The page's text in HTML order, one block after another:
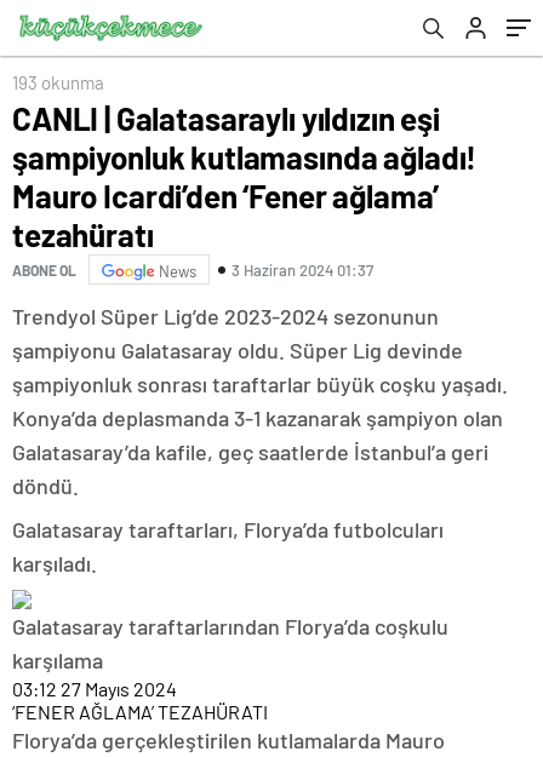
ağlama’ tezahüratı
193 okunma
CANLI | Galatasaraylı yıldızın eşi
şampiyonluk kutlamasında ağladı!
Mauro Icardi’den ‘Fener ağlama’
tezahüratı
ABONE OL News 3 Haziran 2024 01:37
Trendyol Süper Lig’de 2023-2024 sezonunun
şampiyonu Galatasaray oldu. Süper Lig devinde
şampiyonluk sonrası taraftarlar büyük coşku yaşadı.
Konya’da deplasmanda 3-1 kazanarak şampiyon olan
Galatasaray’da kafile, geç saatlerde İstanbul’a geri
döndü.
Galatasaray taraftarları, Florya’da futbolcuları
karşıladı.
Galatasaray taraftarlarından Florya’da coşkulu
karşılama
03:12 27 Mayıs 2024
‘FENER AĞLAMA’ TEZAHÜRATI
Florya’da gerçekleştirilen kutlamalarda Mauro